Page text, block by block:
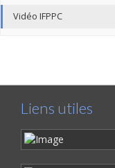
Vidéo IFPPC
Liens utiles